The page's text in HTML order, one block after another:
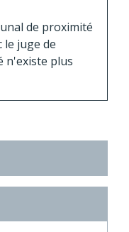
de proximité
juge de
n'existe plus